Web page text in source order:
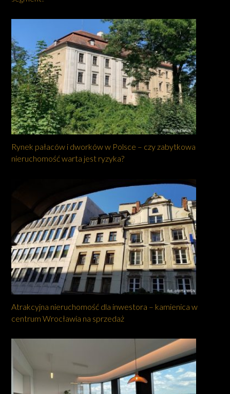
Rynek pałaców i dworków w Polsce – czy zabytkowa
nieruchomość warta jest ryzyka?
Atrakcyjna nieruchomość dla inwestora – kamienica w
centrum Wrocławia na sprzedaż